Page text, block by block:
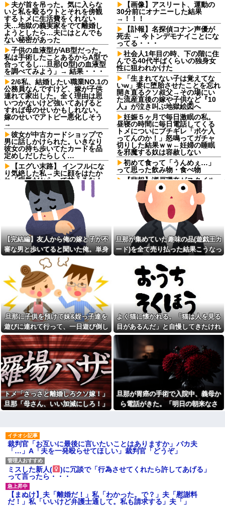
夫が首を吊った。気に入らな
いと私を殴るウトとそれを傍観
するトメに生活費をくれない
夫…地獄の義実家をでて離婚し
ようとしたら…夫にはとんでも
ない秘密があった
子供の血液型がAB型だった。
私は手術したことあるからA型で
合ってるし…旦那(O型)の血液型
を調べてみよう」→ 結果・・・
2/6私、結婚したい職業NO.1の
公務員なんですけど、嫁が子供
連れて家出した。全く理由は思
いつかないけど強いてあげると
すれば母のせいかもしれない。
嫁のせいでアトピー悪化しそう
→
彼女が中古カードショップで
男に話しかけられた。いきなり
彼女の持ち歩いてたカードを品
定めしだしたらしく…
【エグい末路】 インフルにな
り気絶した私→夫に顔をはたか
れ「病気だからって甘えるな！
旦那様の為に家事をしろ！」夫
が無職になった時、私「無職が
甘えるな」と復讐し続けた結
「2年間、たぶん1日4回は握っ
てた」ラスベガスで買った3,000
円のキーホルダーを調べたら
みい山作者、みいちゃんでチ
ー牛なのではという疑惑が生ま
れるｗｗｗｗｗｗｗ
【画像】恋する女さん、ネッ
ト民が驚愕する大変身を遂げて
しまう←コレは凄過ぎるw w w
w w w w w
【画像】東京のライオンさ
ん、溶けるｗｗｗｗｗｗｗｗｗ
ｗｗｗｗｗｗｗｗｗｗｗｗｗ
【衝撃】蓮舫「蓮舫だから叩
いて良いという報道に向き合い
ます！」X民「高市だから叩いて
良いをやってるのがお前だろ」
←これ…w w
【画像】セブンイレブンのバ
イト「AIにちいかわの画像を食
わせてっと………できた！」
告白してきた会社の同僚と結
婚したが１か月たたずにレスに
→俺「〇〇だから夜を拒否する
のか！」嫁「そうｗあんたはた
れ。私「休肝日くらい作って
よ」夫「必要ない！」→大暴れ
する夫を見たウトメに真実を話
した結果…
泥ママ「もういいじゃない！
私だって傷ついてるのに！」→
盗みを責められた泥ママがまさ
かの被害者アピール。その言い
分に周囲から笑いが漏れてしま
い…
【画像】アスリート、運動の
30分前にオナニーした結果
→！！！
【訃報】名探偵コナン声優が
死去 → 今トンデモナイことにな
ってる・・・
社会人1年目の時、下の階に住
んでる40代半ばくらいの独身女
性に狙われかけた
「生まれてない子は覚えてな
いw」妻に堕胎させたことを忘れ
開き直るクソ叔父→その場にい
た流産直後の嫁や子供など『10
人』が泣き叫ぶ地獄絵図へ
妊娠５ヶ月で毎日激眠の私。
昼寝の時間に毎日電話してくる
トメについにブチギレ「ボケ入
ってんのか！」怒鳴ってガチャ
切りした結果ｗｗ←妊婦の睡眠
を邪魔する奴は容赦しない
初めて食って「うんめぇ…」
って思った飲み物・食べ物
【悲報】瀬戸環奈がスタイル
よすぎて一般男性が隣に並ぶと
チンチクリンに見えてしまう
【悲報】瀬戸環奈がスタイル
よすぎて一般男性が隣に並ぶと
チンチクリンに見えてしまう
母が難病発覚で突然の離婚希
望、その理由が30年前の夫の不
倫！？
X収益化、終了へ インプレゾ
か！？他
【悲報】スマホゲーム業界、
ガチで限界へ…「サ終」相次ぎ
倒産が過去最多ペース “当たれ
ば一攫千金”の時代が終わる
嫁「これってさ、浮気だよ
ね？」俺「まぁそういうことに
なりますかね」
本屋に現れた異臭＆浮浪者風
の男、ペタンコのボストンバッ
グをパンパンにして無会計で退
店！Gメンに確保され「なん
で？」と本気で困惑ｗｗｗ
警察や検察が冤罪率をデータ
として公表すべきだと思う
ウトメ「離婚しなさい」私夫
婦「！？」コトメ「いかがわし
いお店に入ってくのを見た！特
徴が一緒」夫「コトメはなんで
のメリットがあるの」「そんな
に大変なら育児やめれば？」冗
離婚を言い渡された
彼女と結婚の話をしていた時
【闇】『強度行動障害』の女
の子、自分をグーパンしまくる
【完結編】友人から俺の嫁と子が不
審な男と歩いてると聞いた俺。単身
赴任先から興信所に相談した結果
旦那が集めていた趣味の品(遊戯王カ
ード)を全て売り払った結果こうなっ
旦那に子供を預けて妹&姪っ子達を
遊びに連れて行って、一日遊び倒し
た。すると、旦那と喧嘩になってし
まい...
よく猫に懐かれる。「猫は人を見る
目があるんだ」と自慢してきたけれ
ど、今日たまたま読んだ記事である
ことを目にした
トメ「さっさと離婚しろクソ嫁！」
旦那「母さん、いい加減にしろ！」
旦那が胃癌の手術で入院中、義母か
ら電話がきた。「明日の朝来なさ
裁判官「お互いに最後に言いたいことはありますか」バカ夫
「…」A「夫を一発殴らせてほしい」裁判官「どうぞ」
ミスした新人(
)に冗談で「行為させてくれたら許してあげる」
って言ったら・・・
【まぬけ】夫「離婚だ！」私「わかった。で？」夫「慰謝料
だ！」私「いいけど弁護士通して。私も請求する」夫「」